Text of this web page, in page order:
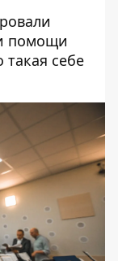
помощи
такая себе